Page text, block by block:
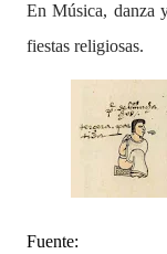
En Música, danza
fiestas religiosas.
Fuente: